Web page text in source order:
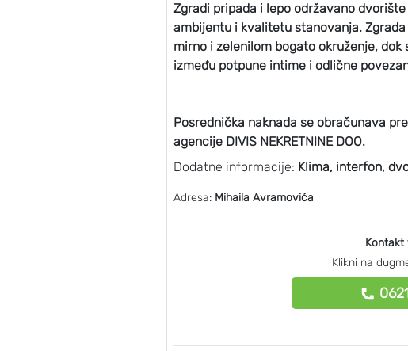
Zgradi pripada i lepo održavano
ambijentu i kvalitetu stanovanja.
mirno i zelenilom bogato okruženje,
između potpune intime i odlične
Posrednička naknada se obračunava
agencije DIVIS NEKRETNINE DOO.
Dodatne informacije: Klima, interfon,
Adresa: Mihaila Avramovića
Kontakt
Klikni na